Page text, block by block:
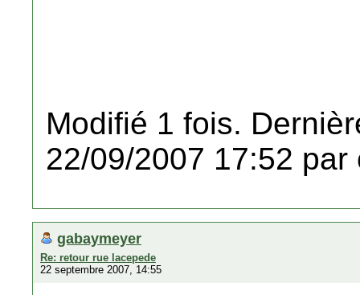
Modifié 1 fois.
22/09/2007 17:52 par
gabaymeyer
Re: retour rue lacepede
22 septembre 2007, 14:55